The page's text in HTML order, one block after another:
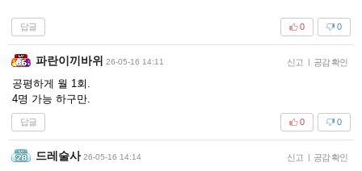
답글 0
0
파란이끼바위 26-05-16 14:11 신고 | 공감 확인
공평하게 월 1회.
4명 가능 하구만.
답글 0
0
드레술사 26-05-16 14:14 신고 | 공감 확인